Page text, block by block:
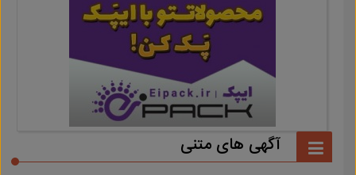
آگهی های متنی